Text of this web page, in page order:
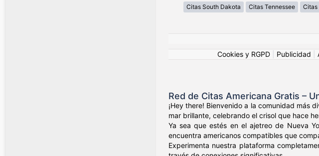
Citas South Dakota Citas Tennessee Citas
Cookies y RGPD
Publicidad
Red de Citas Americana Gratis –
¡Hey there! Bienvenido a la comunidad más
mar brillante, celebrando el crisol que hace
Ya sea que estés en el ajetreo de Nueva
encuentra americanos compatibles que
Experimenta nuestra plataforma